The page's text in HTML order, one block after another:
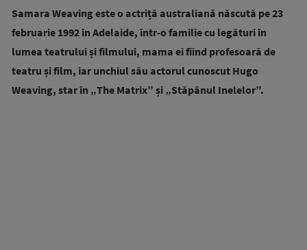
Samara Weaving este o actriță australiană născută pe 23
februarie 1992 în Adelaide, într-o familie cu legături în
lumea teatrului și filmului, mama ei fiind profesoară de
teatru și film, iar unchiul său actorul cunoscut Hugo
Weaving, star în „The Matrix” și „Stăpânul Inelelor”.